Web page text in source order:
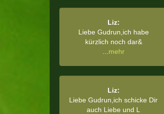
Liz:
Liebe Gudrun,ich habe
kürzlich noch dar&
mehr
Liz:
Liebe Gudrun,ich schicke Dir
auch Liebe und L